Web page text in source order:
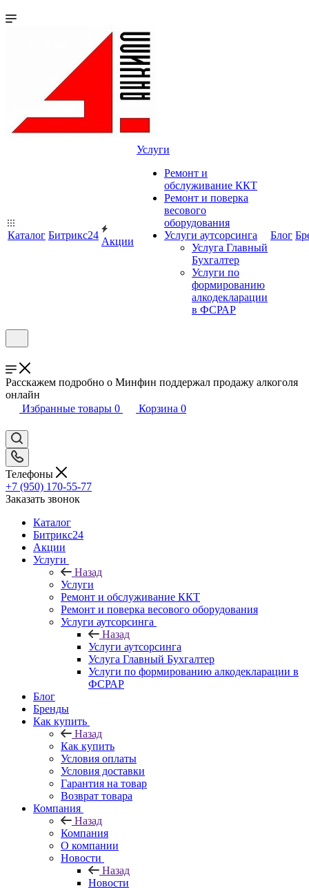
Каталог Битрикс24
Акции
Услуги
Ремонт и
обслуживание ККТ
Ремонт и поверка
весового
оборудования
Услуги аутсорсинга
Услуга Главный
Бухгалтер
Услуги по
формированию
алкодекларации
в ФСРАР
Блог
Расскажем подробно о Минфин поддержал продажу алкоголя
онлайн
Избранные товары 0 Корзина 0
Телефоны
+7 (950) 170-55-77
Заказать звонок
Каталог
Битрикс24
Акции
Услуги
Назад
Услуги
Ремонт и обслуживание ККТ
Ремонт и поверка весового оборудования
Услуги аутсорсинга
Назад
Услуги аутсорсинга
Услуга Главный Бухгалтер
Услуги по формированию алкодекларации в
ФСРАР
Блог
Бренды
Как купить
Назад
Как купить
Условия оплаты
Условия доставки
Гарантия на товар
Возврат товара
Компания
Назад
Компания
О компании
Новости
Назад
Новости